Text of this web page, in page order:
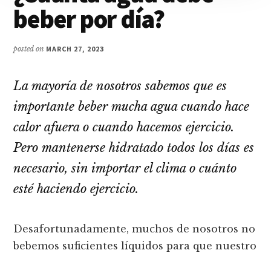
de
Bahía
beber por día?
posted on MARCH 27, 2023
La mayoría de nosotros sabemos que es
importante beber mucha agua cuando hace
calor afuera o cuando hacemos ejercicio.
Pero mantenerse hidratado todos los días es
necesario, sin importar el clima o cuánto
esté haciendo ejercicio.
Desafortunadamente, muchos de nosotros no
bebemos suficientes líquidos para que nuestro